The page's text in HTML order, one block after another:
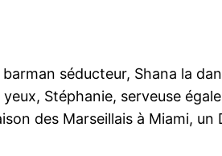
séducteur, Shana la
Stéphanie, serveuse
des Marseillais à Miami, un